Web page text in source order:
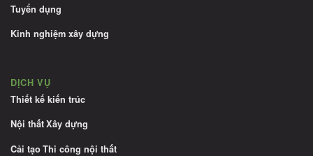
Tuyển dụng
Kinh nghiệm xây dựng
DỊCH VỤ
Thiết kế kiến trúc
Nội thấtXây dựng
Cải tạoThi công nội thất